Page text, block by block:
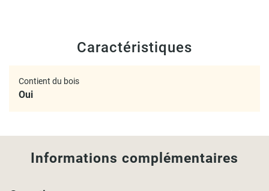
Cœur 100% osier
Caractéristiques
Contient du bois
Oui
Informations complémentaires